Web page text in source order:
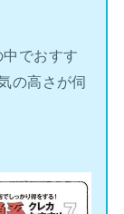
でおすす
の高さが伺